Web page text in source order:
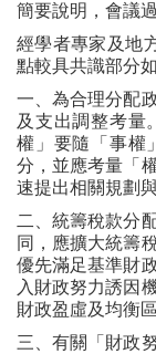
簡要說明，會議
經學者專家及地
點較具共識部分如
一、為合理分配
及支出調整考量
權」要隨「事權
分，並應考量「
速提出相關規劃
二、統籌稅款分
同，應擴大統籌
優先滿足基準財
入財政努力誘因
財政盈虛及均衡
三、有關「財政